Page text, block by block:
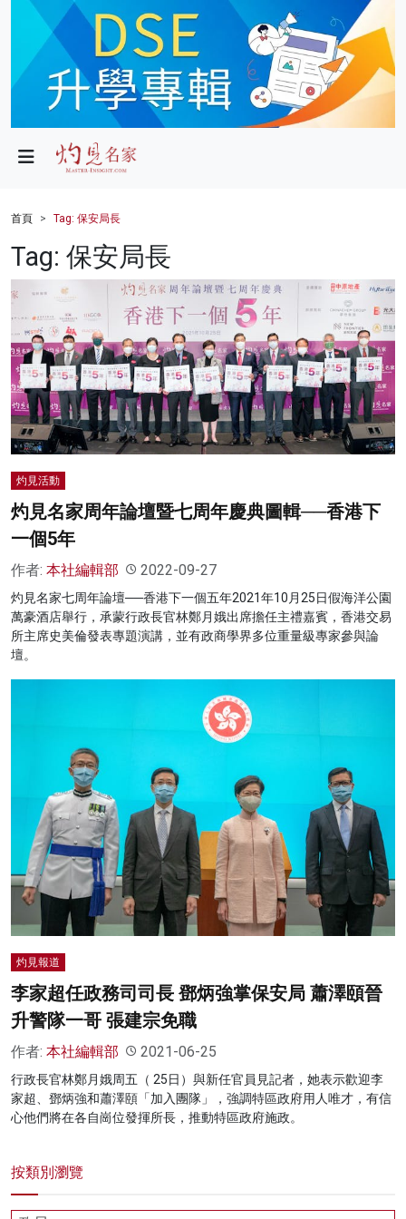
政局
財經
健康
商業
科技
影片
名家榜
灼見活動
關於我們
首頁 Tag: 保安局長
Tag: 保安局長
灼見活動
灼見名家周年論壇暨七周年慶典圖輯──香港下
一個5年
作者: 本社編輯部 2022-09-27
灼見名家七周年論壇──香港下一個五年2021年10月25日假海洋公園
萬豪酒店舉行，承蒙行政長官林鄭月娥出席擔任主禮嘉賓，香港交易
所主席史美倫發表專題演講，並有政商學界多位重量級專家參與論
壇。
灼見報道
李家超任政務司司長 鄧炳強掌保安局 蕭澤頤晉
升警隊一哥 張建宗免職
作者: 本社編輯部 2021-06-25
行政長官林鄭月娥周五（ 25日）與新任官員見記者，她表示歡迎李
家超、鄧炳強和蕭澤頤「加入團隊」，強調特區政府用人唯才，有信
心他們將在各自崗位發揮所長，推動特區政府施政。
按類別瀏覽